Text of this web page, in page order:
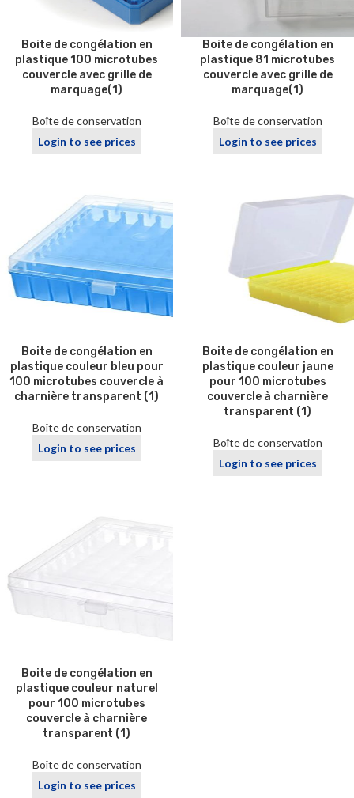
Boite de congélation en
plastique 100 microtubes
couvercle avec grille de
marquage(1)
Boîte de conservation
Login to see prices
Boite de congélation en
plastique 81 microtubes
couvercle avec grille de
marquage(1)
Boîte de conservation
Login to see prices
Boite de congélation en
plastique couleur bleu pour
100 microtubes couvercle à
charnière transparent (1)
Boîte de conservation
Login to see prices
Boite de congélation en
plastique couleur jaune
pour 100 microtubes
couvercle à charnière
transparent (1)
Boîte de conservation
Login to see prices
Boite de congélation en
plastique couleur naturel
pour 100 microtubes
couvercle à charnière
transparent (1)
Boîte de conservation
Login to see prices